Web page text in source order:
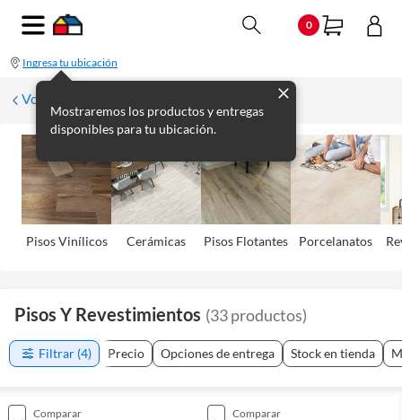
0
Ingresa tu ubicación
Mostraremos los productos y entregas
disponibles para tu ubicación.
Volver
Pisos Viní­licos Cerámicas Pisos Flotantes Porcelanatos
Pisos Y Revestimientos (33productos)
Filtrar (4) Precio Opciones de entrega Stock en tienda
comparar comparar